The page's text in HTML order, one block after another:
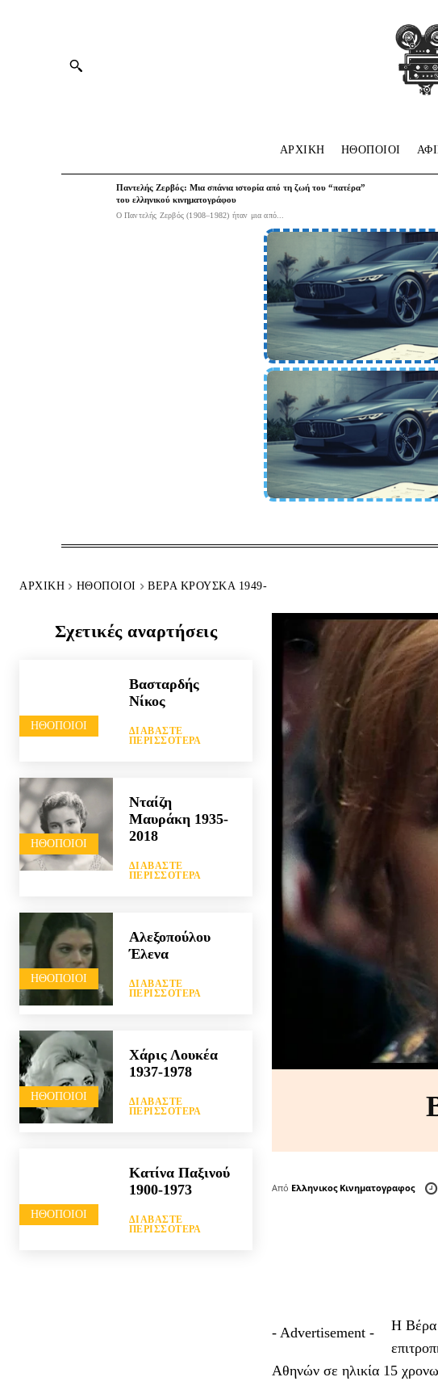
ΑΡΧΙΚΗ HΘΟΠΟΙΟΙ
Παντελής Ζερβός: Μια σπάνια ιστορία από τη ζωή του “πατέρα”
του ελληνικού κινηματογράφου
Ο Παντελής Ζερβός (1908–1982) ήταν μια από...
ΑΡΧΙΚΉ HΘΟΠΟΙΟΊ ΒΈΡΑ ΚΡΟΎΣΚΑ 1949-
Σχετικές αναρτήσεις
HΘΟΠΟΙΟΊ
Βασταρδής
Νίκος
ΔΙΑΒΆΣΤΕ
ΠΕΡΙΣΣΌΤΕΡΑ
HΘΟΠΟΙΟΊ
Νταίζη
Μαυράκη 1935-
2018
ΔΙΑΒΆΣΤΕ
ΠΕΡΙΣΣΌΤΕΡΑ
HΘΟΠΟΙΟΊ
Αλεξοπούλου
Έλενα
ΔΙΑΒΆΣΤΕ
ΠΕΡΙΣΣΌΤΕΡΑ
HΘΟΠΟΙΟΊ
Χάρις Λουκέα
1937-1978
ΔΙΑΒΆΣΤΕ
ΠΕΡΙΣΣΌΤΕΡΑ
HΘΟΠΟΙΟΊ
Κατίνα Παξινού
1900-1973
ΔΙΑΒΆΣΤΕ
ΠΕΡΙΣΣΌΤΕΡΑ
Από Ελληνικος Κινηματογραφος
- Advertisement - Η Βέρα
Αθηνών σε ηλικία 15